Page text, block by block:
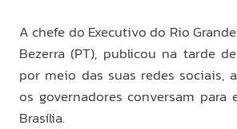
A chefe do Executivo do Rio
Bezerra (PT), publicou na tarde
por meio das suas redes sociais,
os governadores conversam para
Brasília.